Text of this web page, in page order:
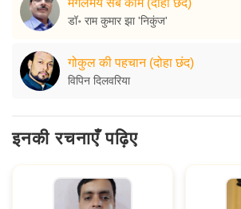
डॉ॰ राम कुमार झा 'निकुंज'
गोकुल की पहचान (दोहा छंद)
विपिन दिलवरिया
इनकी रचनाएँ पढ़िए